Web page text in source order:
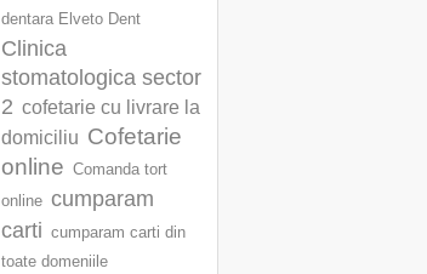
dentara Elveto Dent
Clinica
stomatologica sector
2 cofetarie cu livrare la
domiciliu Cofetarie
online Comanda tort
online cumparam
carti cumparam carti din
toate domeniile